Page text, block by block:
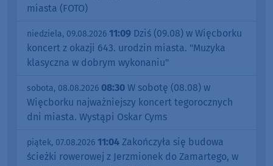
miasta (FOTO)
niedziela, 09.08.2026 11:09 Dziś (09.08) w Więcborku
koncert z okazji 643. urodzin miasta. "Muzyka
klasyczna w dobrym wykonaniu"
sobota, 08.08.2026 08:30 W sobotę (08.08) w
Więcborku najważniejszy koncert tegorocznych
dni miasta. Wystąpi Oskar Cyms
piątek, 07.08.2026 11:04 Zakończyła się budowa
ścieżki rowerowej z Jerzmionek do Zamartego, w